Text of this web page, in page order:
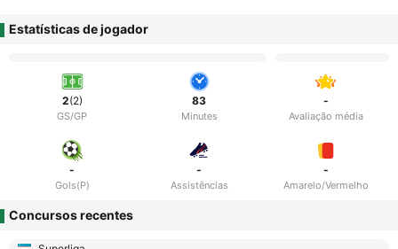
Estatísticas de jogador
2(2)
GS/GP
83
Minutes
-
Avaliação média
-
Gols(P)
-
Assistências
-
Amarelo/Vermelho
Concursos recentes